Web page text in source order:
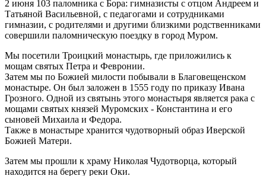
2 июня 103 паломника с Бора: гимназисты с отцом Андреем и
Татьяной Васильевной, с педагогами и сотрудниками
гимназии, с родителями и другими близкими родственниками
совершили паломническую поездку в город Муром.
Мы посетили Троицкий монастырь, где приложились к
мощам святых Петра и Февронии.
Затем мы по Божией милости побывали в Благовещенском
монастыре. Он был заложен в 1555 году по приказу Ивана
Грозного. Одной из святынь этого монастыря является рака с
мощами святых князей Муромских - Константина и его
сыновей Михаила и Федора.
Также в монастыре хранится чудотворный образ Иверской
Божией Матери.
Затем мы прошли к храму Николая Чудотворца, который
находится на берегу реки Оки.